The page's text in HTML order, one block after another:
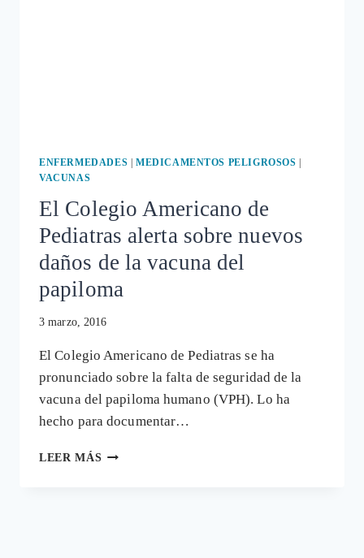
ENFERMEDADES | MEDICAMENTOS PELIGROSOS |
VACUNAS
El Colegio Americano de
Pediatras alerta sobre nuevos
daños de la vacuna del
papiloma
3 marzo, 2016
El Colegio Americano de Pediatras se ha
pronunciado sobre la falta de seguridad de la
vacuna del papiloma humano (VPH). Lo ha
hecho para documentar…
LEER MÁS EL